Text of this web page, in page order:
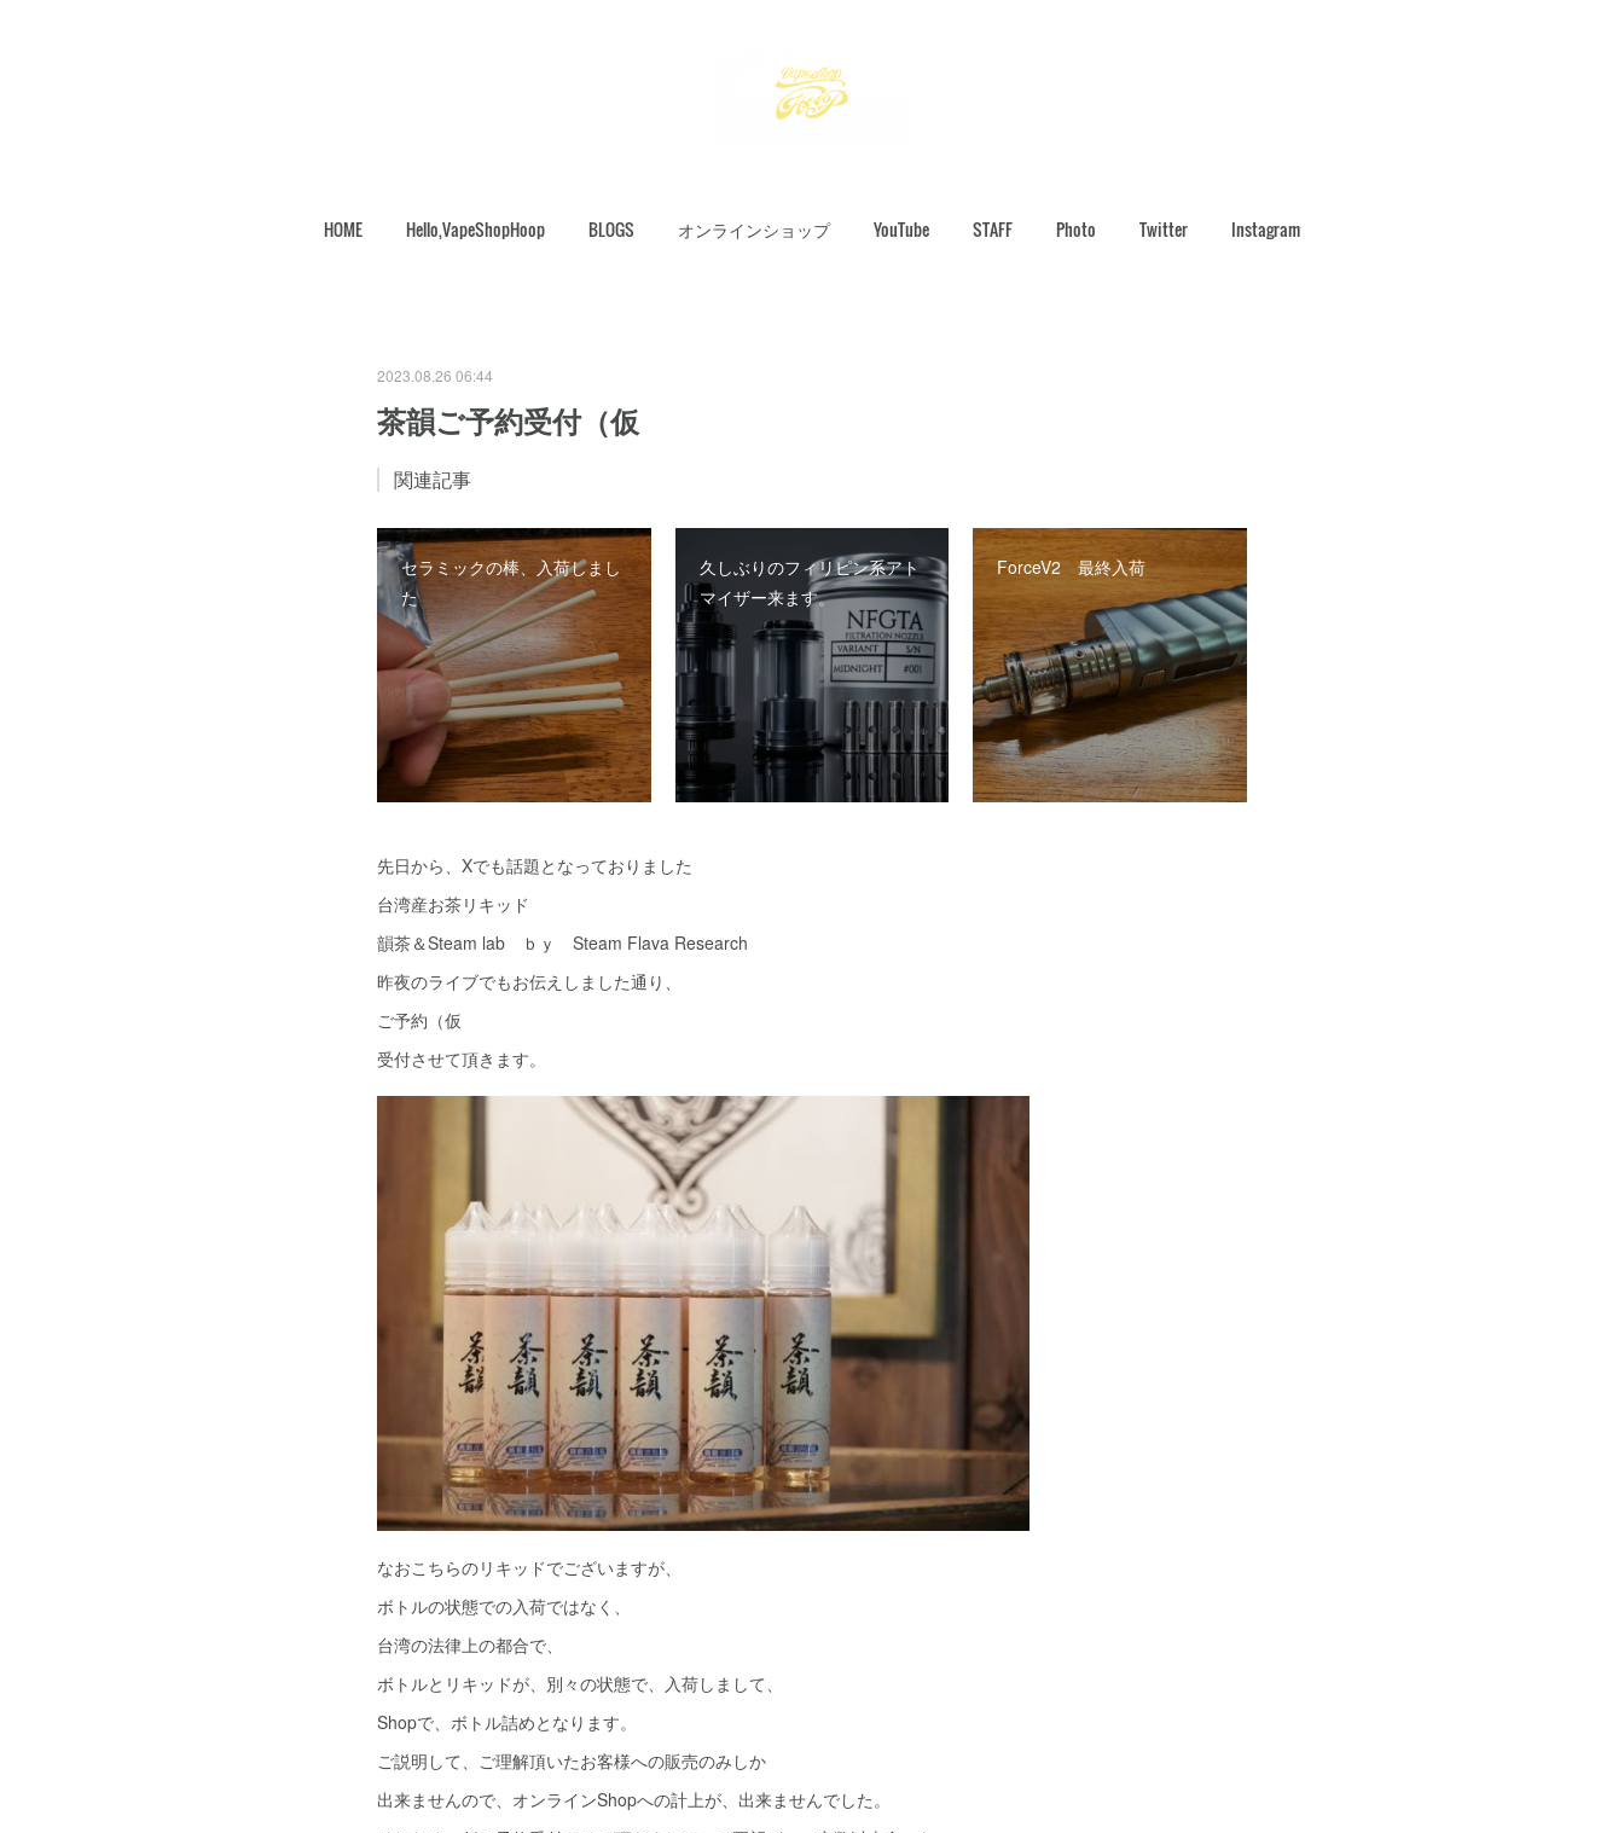
HOME Hello,VapeShopHoop BLOGS オンラインショップ YouTube STAFF Photo Twitter Instagram
2023.08.26 06:44
茶韻ご予約受付（仮
関連記事
セラミックの棒、入荷しまし
た
久しぶりのフィリピン系アト
マイザー来ます。
ForceV2 最終入荷
先日から、Xでも話題となっておりました
台湾産お茶リキッド
韻茶＆Steam lab ｂｙ Steam Flava Research
昨夜のライブでもお伝えしました通り、
ご予約（仮
受付させて頂きます。
なおこちらのリキッドでございますが、
ボトルの状態での入荷ではなく、
台湾の法律上の都合で、
ボトルとリキッドが、別々の状態で、入荷しまして、
Shopで、ボトル詰めとなります。
ご説明して、ご理解頂いたお客様への販売のみしか
出来ませんので、オンラインShopへの計上が、出来ませんでした。